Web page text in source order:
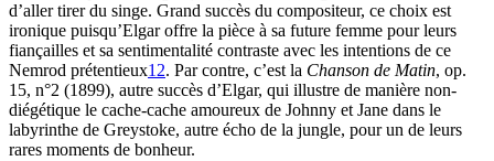
d’aller tirer du singe. Grand succès du compositeur, ce choix est
ironique puisqu’Elgar offre la pièce à sa future femme pour leurs
fiançailles et sa sentimentalité contraste avec les intentions de ce
Nemrod prétentieux12. Par contre, c’est la Chanson de Matin, op.
15, n°2 (1899), autre succès d’Elgar, qui illustre de manière non-
diégétique le cache-cache amoureux de Johnny et Jane dans le
labyrinthe de Greystoke, autre écho de la jungle, pour un de leurs
rares moments de bonheur.